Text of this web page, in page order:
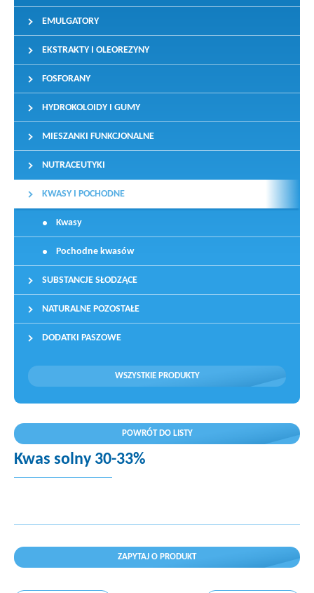
EMULGATORY
EKSTRAKTY I OLEOREZYNY
FOSFORANY
HYDROKOLOIDY I GUMY
MIESZANKI FUNKCJONALNE
NUTRACEUTYKI
KWASY I POCHODNE
Kwasy
Pochodne kwasów
SUBSTANCJE SŁODZĄCE
NATURALNE POZOSTAŁE
DODATKI PASZOWE
WSZYSTKIE PRODUKTY
POWRÓT DO LISTY
Kwas solny 30-33%
ZAPYTAJ O PRODUKT